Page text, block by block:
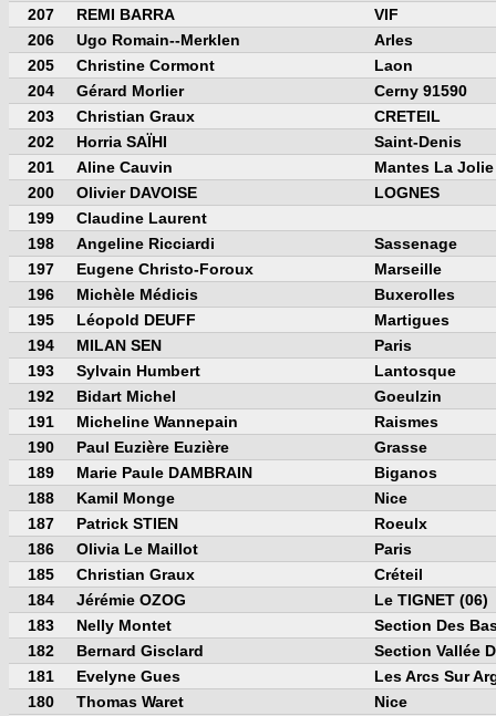
207
REMI BARRA
VIF
206
Ugo Romain--Merklen
Arles
205
Christine Cormont
Laon
204
Gérard Morlier
Cerny 91590
203
Christian Graux
CRETEIL
202
Horria SAÏHI
Saint-Denis
201
Aline Cauvin
Mantes La Jolie
200
Olivier DAVOISE
LOGNES
199
Claudine Laurent
198
Angeline Ricciardi
Sassenage
197
Eugene Christo-Foroux
Marseille
196
Michèle Médicis
Buxerolles
195
Léopold DEUFF
Martigues
194
MILAN SEN
Paris
193
Sylvain Humbert
Lantosque
192
Bidart Michel
Goeulzin
191
Micheline Wannepain
Raismes
190
Paul Euzière Euzière
Grasse
189
Marie Paule DAMBRAIN
Biganos
188
Kamil Monge
Nice
187
Patrick STIEN
Roeulx
186
Olivia Le Maillot
Paris
185
Christian Graux
Créteil
184
Jérémie OZOG
Le TIGNET (06)
183
Nelly Montet
Section Des
182
Bernard Gisclard
Section Vallée
181
Evelyne Gues
Les Arcs Sur
180
Thomas Waret
Nice